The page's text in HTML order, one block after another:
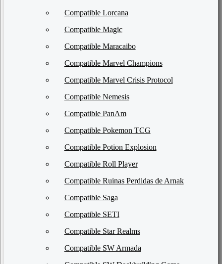
Compatible Lorcana
Compatible Magic
Compatible Maracaibo
Compatible Marvel Champions
Compatible Marvel Crisis Protocol
Compatible Nemesis
Compatible PanAm
Compatible Pokemon TCG
Compatible Potion Explosion
Compatible Roll Player
Compatible Ruinas Perdidas de Arnak
Compatible Saga
Compatible SETI
Compatible Star Realms
Compatible SW Armada